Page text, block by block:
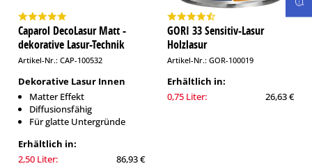
Caparol DecoLasur Matt -
dekorative Lasur-Technik
Artikel-Nr.: CAP-100532
Dekorative Lasur Innen
Matter Effekt
Diffusionsfähig
Für glatte Untergründe
Erhältlich in:
2,50 Liter:
86,93 €
GORI 33 Sensitiv-Lasur
Holzlasur
Artikel-Nr.: GOR-100019
Erhältlich in:
0,75 Liter:
26,63 €